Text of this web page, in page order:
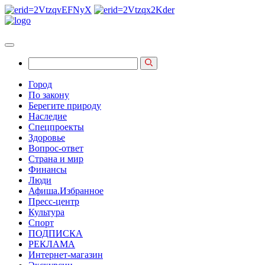
Город
По закону
Берегите природу
Наследие
Спецпроекты
Здоровье
Вопрос-ответ
Страна и мир
Финансы
Люди
Афиша.Избранное
Пресс-центр
Культура
Спорт
ПОДПИСКА
РЕКЛАМА
Интернет-магазин